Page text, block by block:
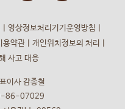
영상정보처리기기운영방침
용약관 개인위치정보의 처리
사고 대응
이사 감종철
86-07029